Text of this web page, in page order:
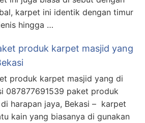
karpet ini identik dengan timur
hingga …
produk karpet masjid yang
produk karpet masjid yang di
087877691539 paket produk
harapan jaya, Bekasi – karpet
kain yang biasanya di gunakan